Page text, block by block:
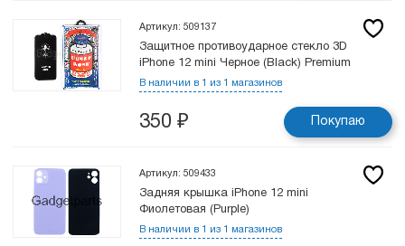
Артикул: 509137
Защитное противоударное стекло 3D
iPhone 12 mini Черное (Black) Premium
В наличии в 1 из 1 магазинов
350 ₽ Покупаю
Артикул: 509433
Задняя крышка iPhone 12 mini
Фиолетовая (Purple)
В наличии в 1 из 1 магазинов